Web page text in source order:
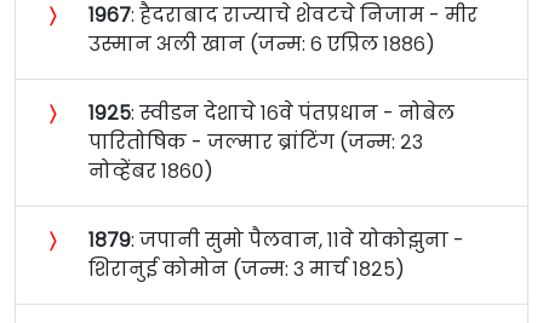
〉 १९६७: हैदराबाद राज्याचे शेवटचे निजाम - मीर
उस्मान अली खान (जन्म: ६ एप्रिल १८८६)
〉 १९२५: स्वीडन देशाचे १६वे पंतप्रधान - नोबेल
पारितोषिक - जल्मार ब्रांटिंग (जन्म: २३
नोव्हेंबर १८६०)
〉 १८७९: जपानी सुमो पैलवान, ११वे योकोझुना -
शिरानुई कोमोन (जन्म: ३ मार्च १८२५)